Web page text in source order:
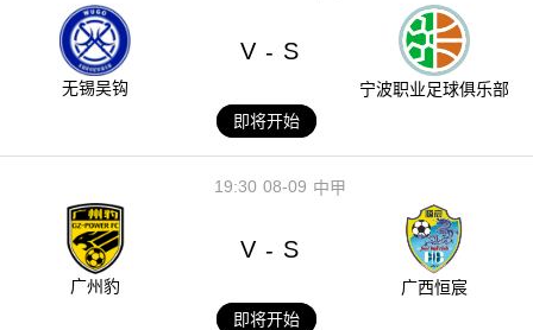
无锡吴钩
V - S
宁波职业足球俱乐部
即将开始
08-09
19:30 中甲
广州豹
V - S
广西恒宸
即将开始